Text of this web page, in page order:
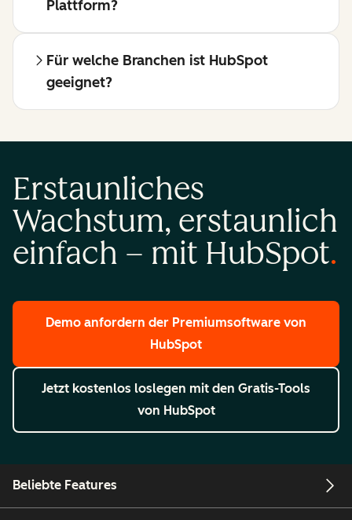
Plattform?
Für welche Branchen ist HubSpot
geeignet?
Erstaunliches
Wachstum, erstaunlich
einfach – mit HubSpot
Demo anfordern der Premiumsoftware von
HubSpot
Jetzt kostenlos loslegen mit den Gratis-Tools
von HubSpot
Beliebte Features